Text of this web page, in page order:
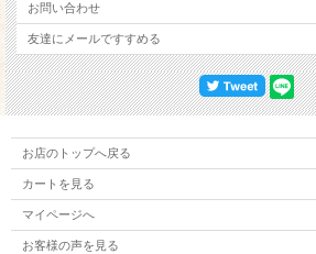
お問い合わせ
友達にメールですすめる
お店のトップへ戻る
カートを見る
マイページへ
お客様の声を見る